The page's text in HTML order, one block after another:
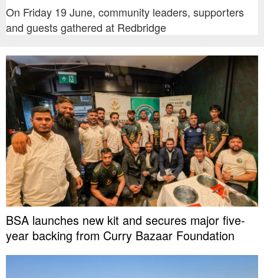
On Friday 19 June, community leaders, supporters
and guests gathered at Redbridge
BSA launches new kit and secures major five-
year backing from Curry Bazaar Foundation